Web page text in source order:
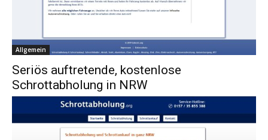
Allgemein
Seriös auftretende, kostenlose
Schrottabholung in NRW